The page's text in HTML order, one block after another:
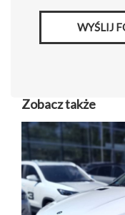
WYŚLIJ
Zobacz także